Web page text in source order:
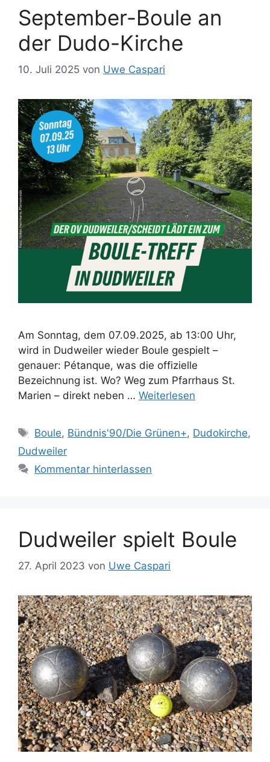
September-Boule an
der Dudo-Kirche
10. Juli 2025 von Uwe Caspari
Am Sonntag, dem 07.09.2025, ab 13:00 Uhr,
wird in Dudweiler wieder Boule gespielt –
genauer: Pétanque, was die offizielle
Bezeichnung ist. Wo? Weg zum Pfarrhaus St.
Marien – direkt neben … Weiterlesen
Schlagwörter
Boule, Bündnis'90/Die Grünen+, Dudokirche,
Dudweiler
Kommentar hinterlassen
Dudweiler spielt Boule
27. April 2023 von Uwe Caspari